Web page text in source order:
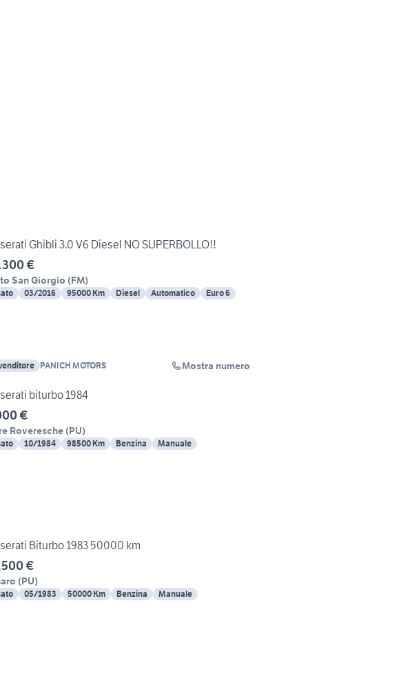
Ghibli 3.0 V6 Diesel NO SUPERBOLLO!!
€
San Giorgio (FM)
03/2016 95000 Km Diesel Automatico Euro 6
PANICH MOTORS Mostra numero
biturbo 1984
€
Roveresche (PU)
10/1984 98500 Km Benzina Manuale
Biturbo 1983 50000 km
€
(PU)
05/1983 50000 Km Benzina Manuale